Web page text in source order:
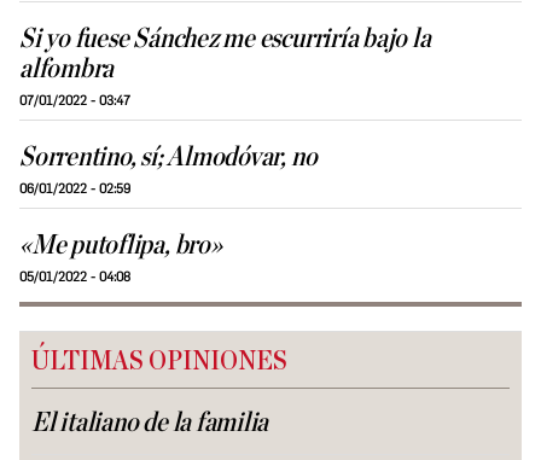
Si yo fuese Sánchez me escurriría bajo la
alfombra
07/01/2022 - 03:47
Sorrentino, sí; Almodóvar, no
06/01/2022 - 02:59
«Me putoflipa, bro»
05/01/2022 - 04:08
ÚLTIMAS OPINIONES
El italiano de la familia